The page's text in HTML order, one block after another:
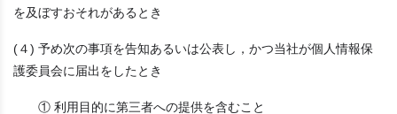
を及ぼすおそれがあるとき
(４) 予め次の事項を告知あるいは公表し，かつ当社が個人情報保
護委員会に届出をしたとき
① 利用目的に第三者への提供を含むこと